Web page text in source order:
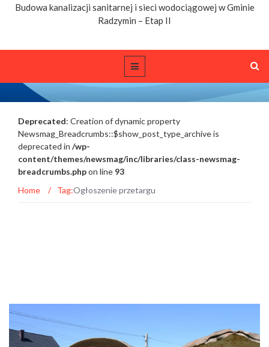
Budowa kanalizacji sanitarnej i sieci wodociągowej w Gminie
Radzymin – Etap II
Tags archive: Ogłoszenie przetargu
Deprecated: Creation of dynamic property
Newsmag_Breadcrumbs::$show_post_type_archive is
deprecated in /wp-
content/themes/newsmag/inc/libraries/class-newsmag-
breadcrumbs.phpon line 93
Home
/ Tag:Ogłoszenie przetargu